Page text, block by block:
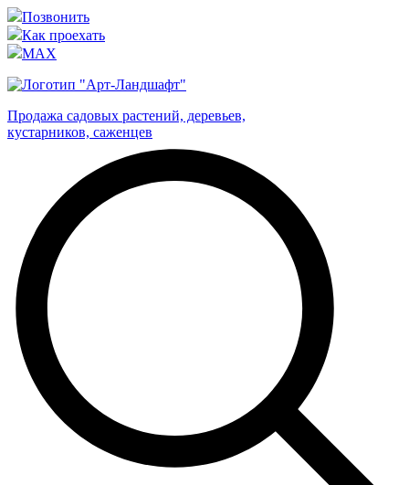
Позвонить
Как проехать
MAX
Продажа садовых растений, деревьев,
кустарников, саженцев